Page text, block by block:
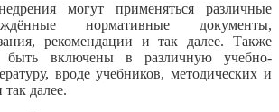
могут применяться различные
нормативные документы,
рекомендации и так далее. Также
быть включены в различную учебно-
вроде учебников, методических и
далее.